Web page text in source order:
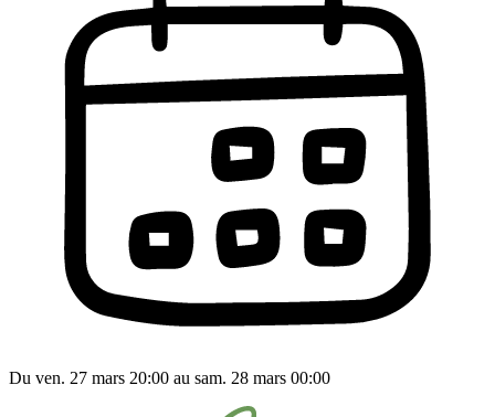
Du ven. 27 mars 20:00 au sam. 28 mars 00:00